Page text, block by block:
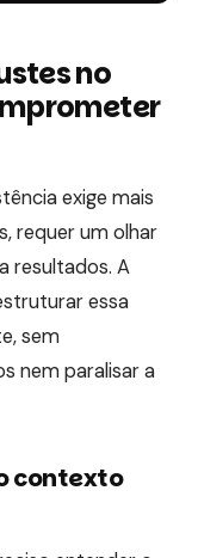
no
exige mais
requer um olhar
resultados. A
essa
sem
nem paralisar a
contexto